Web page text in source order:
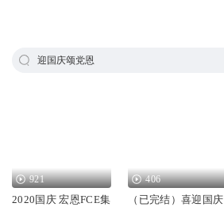
迎国庆颂党恩
921
2020国庆 宏恩FCE集
406
（已完结）喜迎国庆